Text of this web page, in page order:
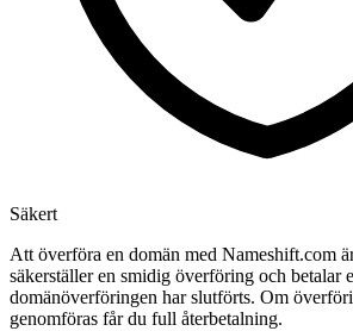
Säkert
Att överföra en domän med Nameshift.com
säkerställer en smidig överföring och betalar
domänöverföringen har slutförts. Om
genomföras får du full återbetalning.